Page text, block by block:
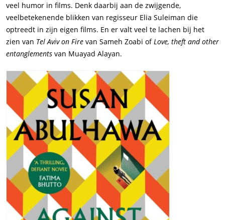
veel humor in films. Denk daarbij aan de zwijgende,
veelbetekenende blikken van regisseur Elia Suleiman die
optreedt in zijn eigen films. En er valt veel te lachen bij het
zien van Tel Aviv on Fire van Sameh Zoabi ofLove, theft and other
entanglements van Muayad Alayan.